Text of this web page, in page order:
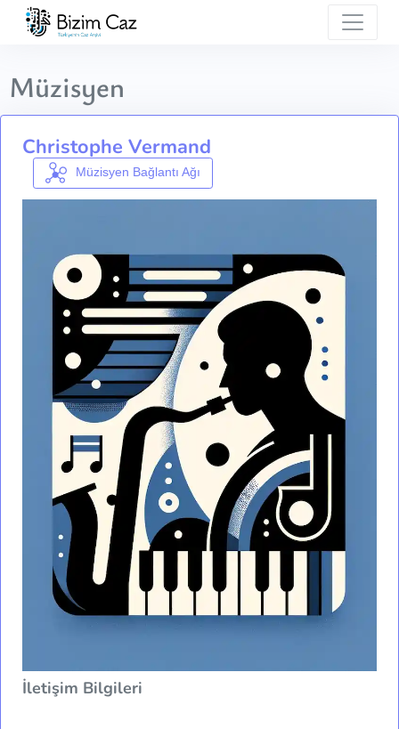
Müzisyen
Christophe Vermand
Müzisyen Bağlantı Ağı
İletişim Bilgileri